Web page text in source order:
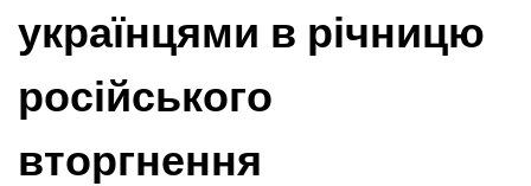
українцями в річницю
російського
вторгнення